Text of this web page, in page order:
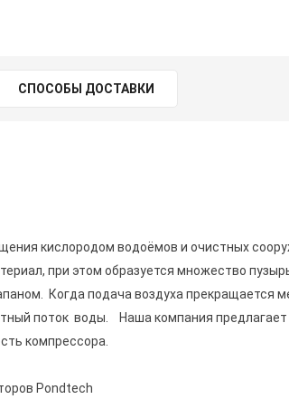
СПОСОБЫ ДОСТАВКИ
кислородом водоёмов и очистных
при этом образуется множество
Когда подача воздуха прекращается
поток воды. Наша компания
компрессора.
Pondtech